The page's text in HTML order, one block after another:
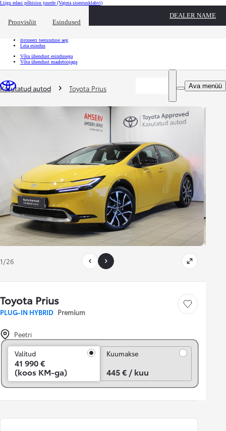
Liigu edasi põhisisu juurde (Vajuta sisestusklahvi)
Proovisõit Esindused
DEALER NAME
Kiirtee Klõpsa kiirtee ülekatte sulgemiseks
Broneeri teeninduse aeg
Leia esindus
Võta ühendust esindusega
Võta ühendust maaletoojaga
Ava menüü
Sina oled siin
Kasutatud autod Toyota Prius
1/26
Toyota Prius
PLUG-IN HYBRID Premium
Salvesta
Peetri
Valitud
41 990 €
(koos KM-ga)
Kuumakse
445 € / kuu